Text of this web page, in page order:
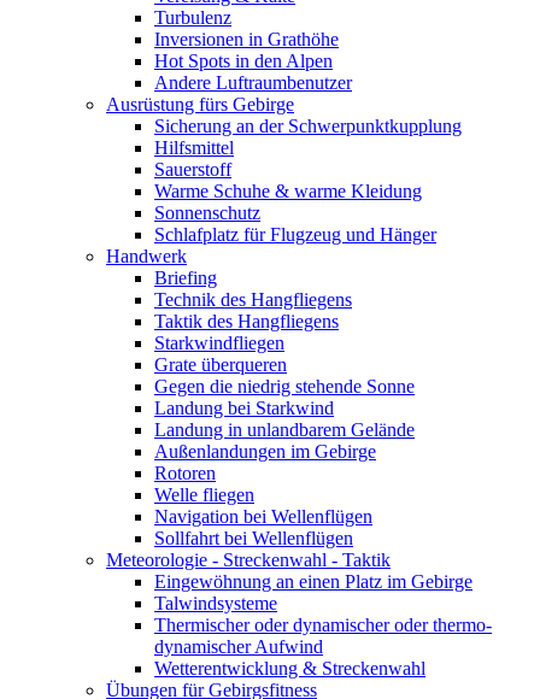
Turbulenz
Inversionen in Grathöhe
Hot Spots in den Alpen
Andere Luftraumbenutzer
Ausrüstung fürs Gebirge
Sicherung an der Schwerpunktkupplung
Hilfsmittel
Sauerstoff
Warme Schuhe & warme Kleidung
Sonnenschutz
Schlafplatz für Flugzeug und Hänger
Handwerk
Briefing
Technik des Hangfliegens
Taktik des Hangfliegens
Starkwindfliegen
Grate überqueren
Gegen die niedrig stehende Sonne
Landung bei Starkwind
Landung in unlandbarem Gelände
Außenlandungen im Gebirge
Rotoren
Welle fliegen
Navigation bei Wellenflügen
Sollfahrt bei Wellenflügen
Meteorologie - Streckenwahl - Taktik
Eingewöhnung an einen Platz im Gebirge
Talwindsysteme
Thermischer oder dynamischer oder thermo-
dynamischer Aufwind
Wetterentwicklung & Streckenwahl
Übungen für Gebirgsfitness